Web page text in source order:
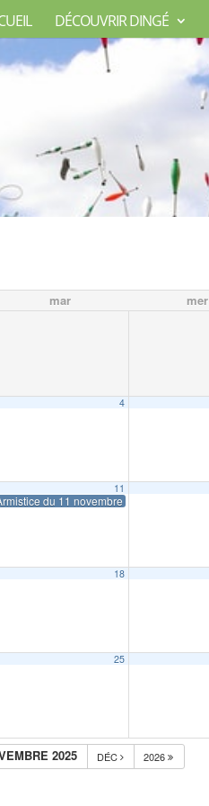
DÉCOUVRIR DINGÉ
mar mer
4
11
du 11 novembre 1918
18
25
2025 DÉC 2026